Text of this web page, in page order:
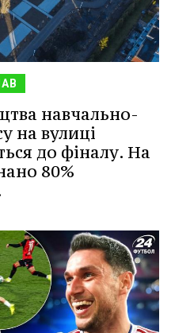
навчально-
на вулиці
до фіналу. На
80%